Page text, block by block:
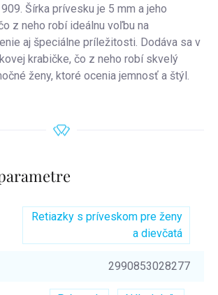
Šírka prívesku je 5 mm a jeho
z neho robí ideálnu voľbu na
aj špeciálne príležitosti. Dodáva sa v
krabičke, čo z neho robí skvelý
ženy, ktoré ocenia jemnosť a štýl.
Retiazky s príveskom pre ženy
a dievčatá
2990853028277